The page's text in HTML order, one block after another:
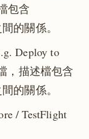
包含
的關係。
Deploy to
，描述檔包含
的關係。
/ TestFlight